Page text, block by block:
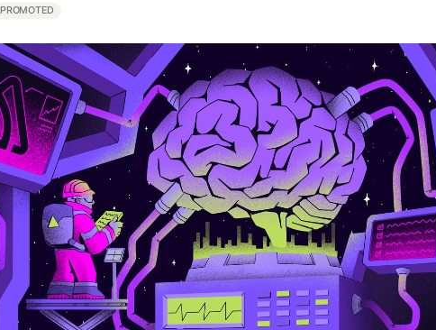
PROMOTED